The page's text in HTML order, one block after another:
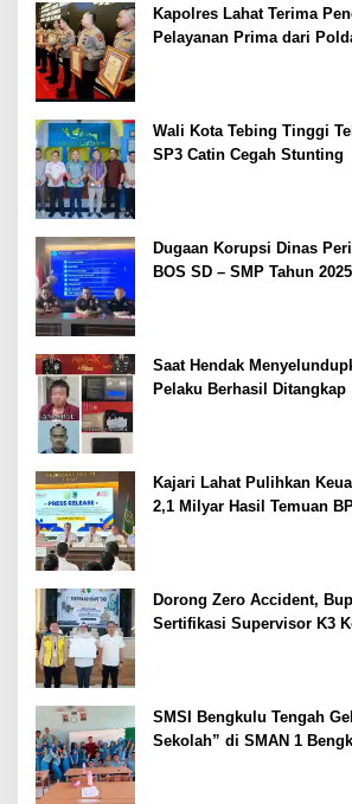
Kapolres Lahat Terima
Pelayanan Prima dari
Wali Kota Tebing Tinggi
SP3 Catin Cegah Stunting
Dugaan Korupsi Dinas
BOS SD – SMP Tahun
Saat Hendak
Pelaku Berhasil Ditangkap
Kajari Lahat Pulihkan
2,1 Milyar Hasil Temuan
Dorong Zero Accident,
Sertifikasi Supervisor K3
SMSI Bengkulu Tengah
Sekolah” di SMAN 1